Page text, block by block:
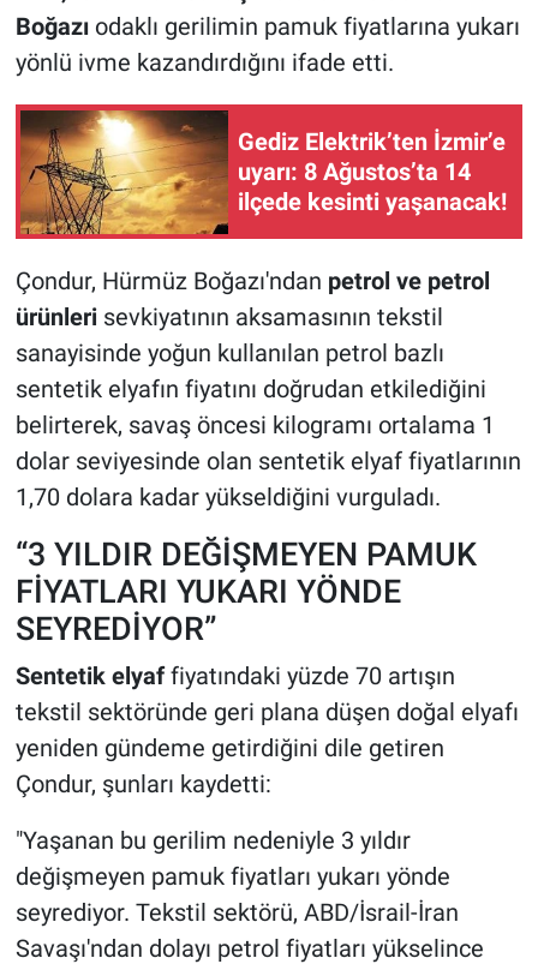
Boğazıodaklı gerilimin pamuk fiyatlarına yukarı
yönlü ivme kazandırdığını ifade etti.
Gediz Elektrik’ten İzmir’e
uyarı: 8 Ağustos’ta 14
ilçede kesinti yaşanacak!
Çondur, Hürmüz Boğazı'ndan petrol ve petrol
ürünleri sevkiyatının aksamasının tekstil
sanayisinde yoğun kullanılan petrol bazlı
sentetik elyafın fiyatını doğrudan etkilediğini
belirterek, savaş öncesi kilogramı ortalama 1
dolar seviyesinde olan sentetik elyaf fiyatlarının
1,70 dolara kadar yükseldiğini vurguladı.
“3 YILDIR DEĞİŞMEYEN PAMUK
FİYATLARI YUKARI YÖNDE
SEYREDİYOR”
Sentetik elyaffiyatındaki yüzde 70 artışın
tekstil sektöründe geri plana düşen doğal elyafı
yeniden gündeme getirdiğini dile getiren
Çondur, şunları kaydetti:
"Yaşanan bu gerilim nedeniyle 3 yıldır
değişmeyen pamuk fiyatları yukarı yönde
seyrediyor. Tekstil sektörü, ABD/İsrail-İran
Savaşı'ndan dolayı petrol fiyatları yükselince